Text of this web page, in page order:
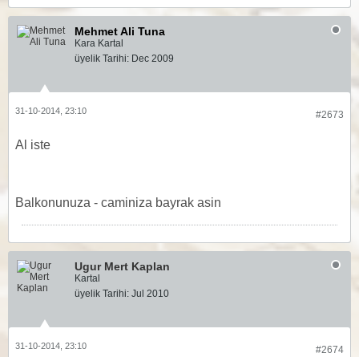
Mehmet Ali Tuna
Kara Kartal
üyelik Tarihi: Dec 2009
#2673
31-10-2014, 23:10
Al iste
Balkonunuza - caminiza bayrak asin
Ugur Mert Kaplan
Kartal
üyelik Tarihi: Jul 2010
#2674
31-10-2014, 23:10